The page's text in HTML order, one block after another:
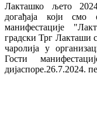
Лакташко љето
догађаја који
манифестације
градски Трг Лакташи
чаролија у
Гости
дијаспоре.26.7.2024.